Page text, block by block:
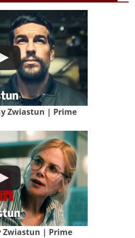
Zwiastun | Prime
Zwiastun | Prime